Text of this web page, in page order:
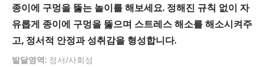
종이에 구멍을 뚫는 놀이를 해보세요. 정해진 규칙 없이 자
유롭게 종이에 구멍을 뚫으며 스트레스 해소를 해소시켜주
고, 정서적 안정과 성취감을 형성합니다.
발달영역: 정서/사회성